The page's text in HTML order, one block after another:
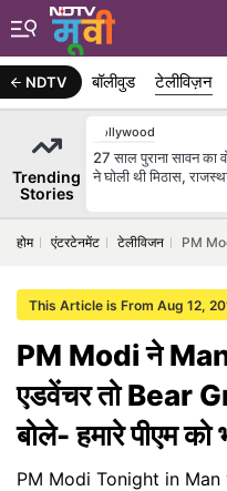
NDTV बॉलीवुड टेलीविज़न
Trending
Stories
Bollywood
27 साल पुराना सावन का
ने घोली थी मिठास,
होम एंटरटेनमेंट टेलीविजन PM
This Article is From Aug 12,
PM Modi ने
एडवेंचर तो Bear
बोले- हमारे पीएम को
PM Modi Tonight in Man